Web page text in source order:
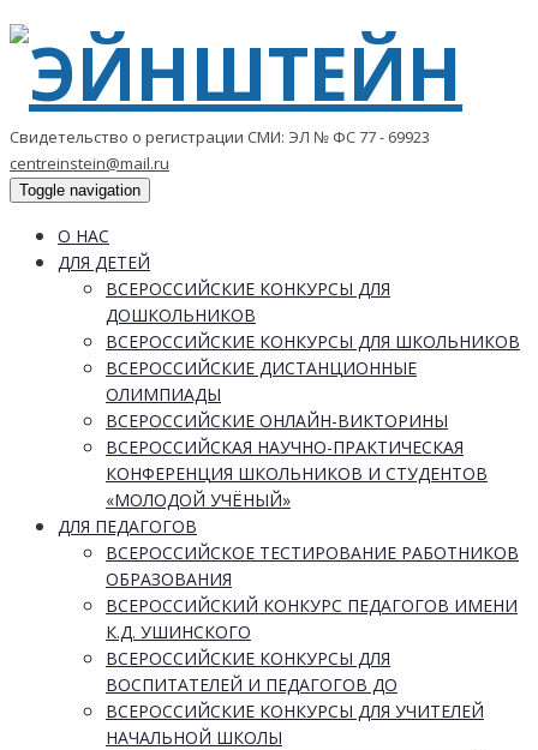
Свидетельство о регистрации СМИ: ЭЛ № ФС 77 - 69923
centreinstein@mail.ru
Toggle navigation
О НАС
ДЛЯ ДЕТЕЙ
ВСЕРОССИЙСКИЕ КОНКУРСЫ ДЛЯ
ДОШКОЛЬНИКОВ
ВСЕРОССИЙСКИЕ КОНКУРСЫ ДЛЯ ШКОЛЬНИКОВ
ВСЕРОССИЙСКИЕ ДИСТАНЦИОННЫЕ
ОЛИМПИАДЫ
ВСЕРОССИЙСКИЕ ОНЛАЙН-ВИКТОРИНЫ
ВСЕРОССИЙСКАЯ НАУЧНО-ПРАКТИЧЕСКАЯ
КОНФЕРЕНЦИЯ ШКОЛЬНИКОВ И СТУДЕНТОВ
«МОЛОДОЙ УЧЁНЫЙ»
ДЛЯ ПЕДАГОГОВ
ВСЕРОССИЙСКОЕ ТЕСТИРОВАНИЕ РАБОТНИКОВ
ОБРАЗОВАНИЯ
ВСЕРОССИЙСКИЙ КОНКУРС ПЕДАГОГОВ ИМЕНИ
К.Д. УШИНСКОГО
ВСЕРОССИЙСКИЕ КОНКУРСЫ ДЛЯ
ВОСПИТАТЕЛЕЙ И ПЕДАГОГОВ ДО
ВСЕРОССИЙСКИЕ КОНКУРСЫ ДЛЯ УЧИТЕЛЕЙ
НАЧАЛЬНОЙ ШКОЛЫ